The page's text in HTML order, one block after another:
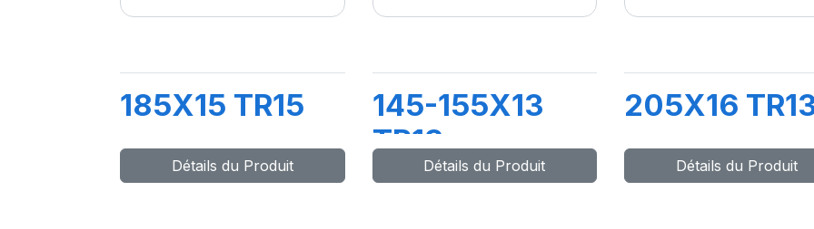
185X15 TR15
Détails du Produit
145-155X13
TR13
Détails du Produit
205X16
Détails du Produit